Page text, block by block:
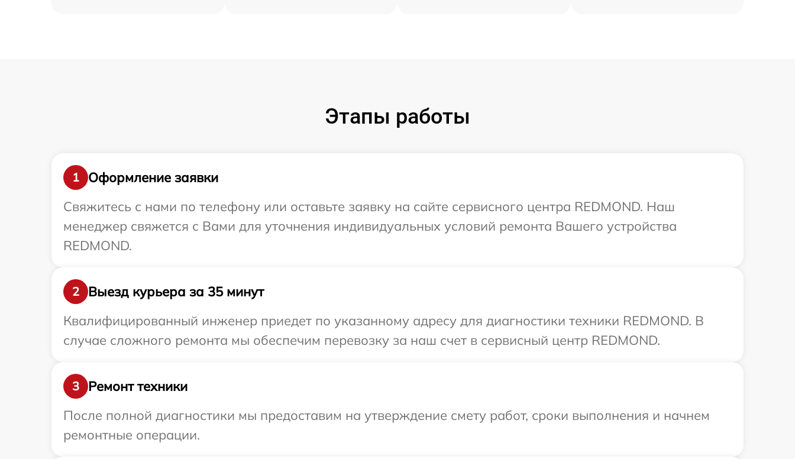
Этапы работы
1
Оформление заявки
Свяжитесь с нами по телефону или оставьте заявку на сайте сервисного центра REDMOND. Наш
менеджер свяжется с Вами для уточнения индивидуальных условий ремонта Вашего устройства
REDMOND.
2
Выезд курьера за 35 минут
Квалифицированный инженер приедет по указанному адресу для диагностики техники REDMOND. В
случае сложного ремонта мы обеспечим перевозку за наш счет в сервисный центр REDMOND.
3
Ремонт техники
После полной диагностики мы предоставим на утверждение смету работ, сроки выполнения и начнем
ремонтные операции.